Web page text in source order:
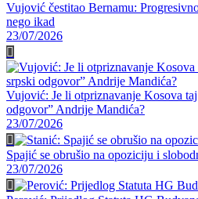
Vujović čestitao Bernamu:
nego ikad
23/07/2026
Vujović: Je li otpriznavanje Kosova
odgovor” Andrije Mandića?
23/07/2026
Spajić se obrušio na opoziciju i
23/07/2026